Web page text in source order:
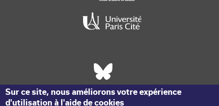
Réseaux sociaux footer
Sur ce site, nous améliorons votre expérience
d'utilisation à l'aide de cookies